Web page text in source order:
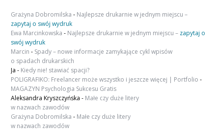
Grażyna Dobromilska - Najlepsze drukarnie w jednym miejscu –
zapytaj o swój wydruk
Ewa Marcinkowska - Najlepsze drukarnie w jednym miejscu – zapytaj o
swój wydruk
Marcin - Spady – nowe informacje zamykające cykl wpisów
o spadach drukarskich
Ja - Kiedy nie! stawiać spacji?
POLIGRAFIKO: Freelancer może wszystko i jeszcze więcej | Portfolio -
MAGAZYN Psychologia Sukcesu Gratis
Aleksandra Kryszczyńska - Małe czy duże litery
w nazwach zawodów
Grażyna Dobromilska - Małe czy duże litery
w nazwach zawodów